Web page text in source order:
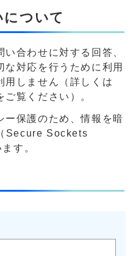
について
合わせに対する回答、
な対応を行うために利用
用しません（詳しくは
ご覧ください）。
ー保護のため、情報を暗
Secure Sockets
す。